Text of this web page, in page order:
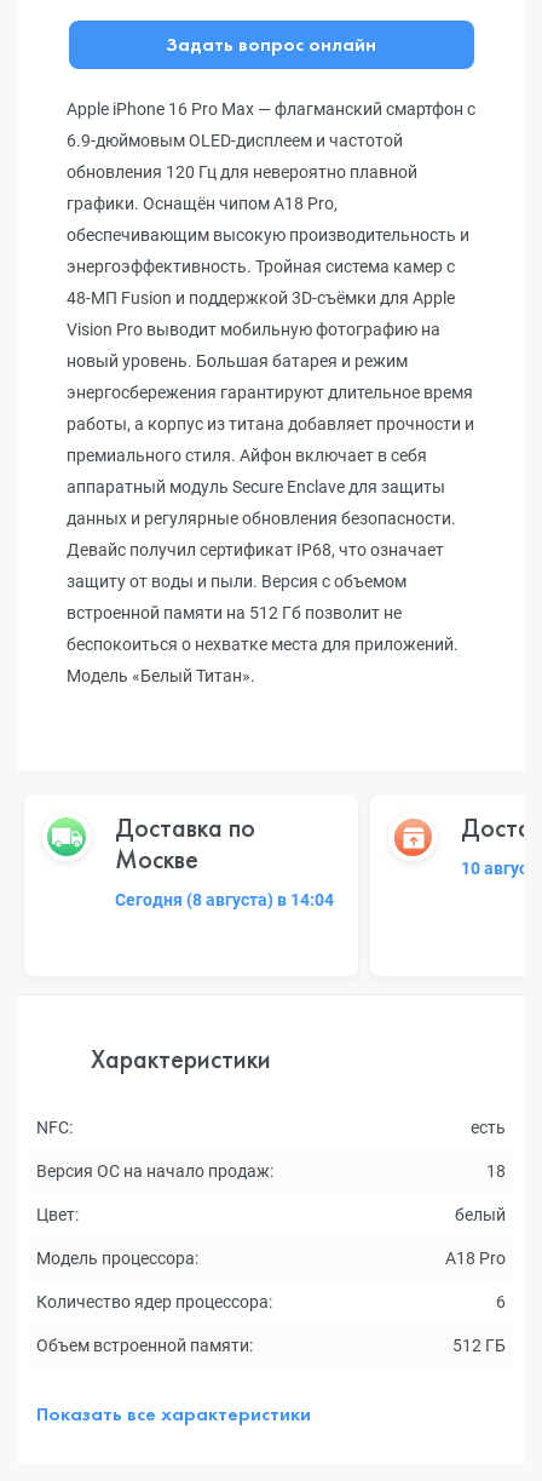
Задать вопрос онлайн
Apple iPhone 16 Pro Max — флагманский смартфон с
6.9-дюймовым OLED-дисплеем и частотой
обновления 120 Гц для невероятно плавной
графики. Оснащён чипом A18 Pro,
обеспечивающим высокую производительность и
энергоэффективность. Тройная система камер с
48-МП Fusion и поддержкой 3D-съёмки для Apple
Vision Pro выводит мобильную фотографию на
новый уровень. Большая батарея и режим
энергосбережения гарантируют длительное время
работы, а корпус из титана добавляет прочности и
премиального стиля. Айфон включает в себя
аппаратный модуль Secure Enclave для защиты
данных и регулярные обновления безопасности.
Девайс получил сертификат IP68, что означает
защиту от воды и пыли. Версия с объемом
встроенной памяти на 512 Гб позволит не
беспокоиться о нехватке места для приложений.
Модель «Белый Титан».
Доставка по
Москве
Сегодня (8 августа) в 14:04
10
Характеристики
NFC: есть
Версия ОС на начало продаж: 18
Цвет: белый
Модель процессора: A18 Pro
Количество ядер процессора: 6
Объем встроенной памяти: 512 ГБ
Показать все характеристики